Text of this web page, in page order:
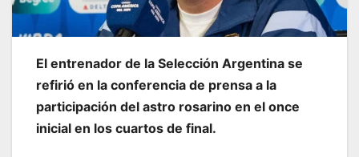
El entrenador de la Selección Argentina se
refirió en la conferencia de prensa a la
participación del astro rosarino en el once
inicial en los cuartos de final.